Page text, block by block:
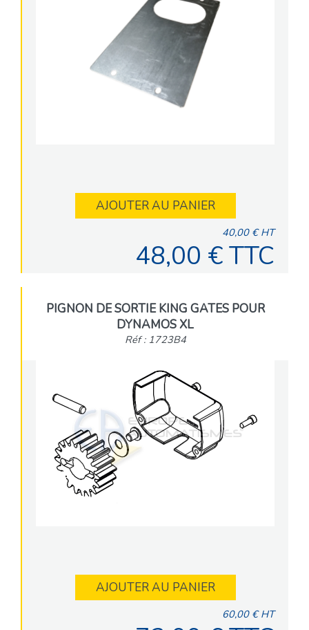
AJOUTER AU PANIER
40,00 € HT
48,00 € TTC
PIGNON DE SORTIE KING GATES POUR
DYNAMOS XL
Réf : 1723B4
AJOUTER AU PANIER
60,00 € HT